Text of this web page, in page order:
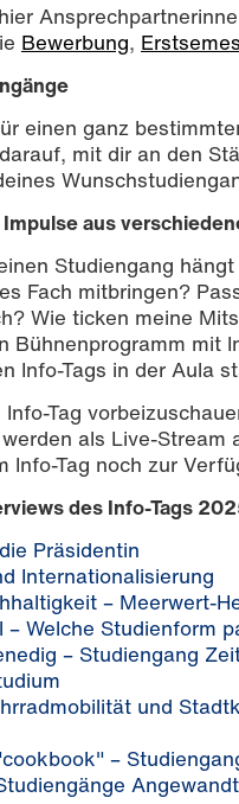
Bewerbung,
einen ganz
mit dir an den
aus
Studiengang
Fach mitbringen?
Wie ticken meine
Bühnenprogramm mit
Info-Tags in der Aula
Tag
als Live-
Info-Tag noch zur
des Info-Tags
Präsidentin
Internationalisierung
– Meerwert-
– Welche Studienform
– Studiengang
und
–